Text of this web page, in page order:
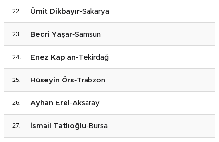
Ümit Dikbayır-Sakarya
Bedri Yaşar-Samsun
Enez Kaplan-Tekirdağ
Hüseyin Örs-Trabzon
Ayhan Erel -Aksaray
İsmail Tatlıoğlu-Bursa